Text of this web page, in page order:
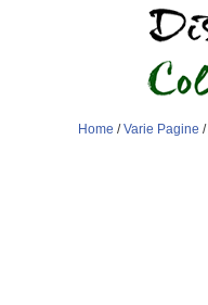
Home /Varie Pagine /